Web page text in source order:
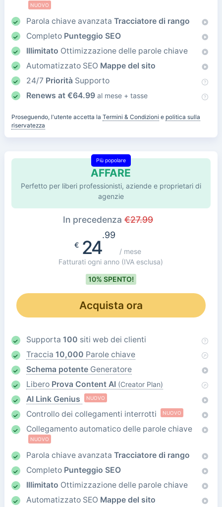
NUOVO
Parola chiave avanzata Tracciatore di rango
Completo Punteggio SEO
Illimitato Ottimizzazione delle parole chiave
Automatizzato SEO Mappe del sito
24/7 Priorità Supporto
Renews at €64.99 al mese + tasse
Proseguendo, l'utente accetta la Termini & Condizioni e politica sulla
riservatezza
AFFARE
Più popolare
Perfetto per liberi professionisti, aziende e proprietari di
agenzie
In precedenza €27.99
€24
.99
/ mese
Fatturati ogni anno (IVA esclusa)
10% SPENTO!
Acquista ora
Supporta 100 siti web dei clienti
Traccia 10,000 Parole chiave
Schema potenteGeneratore
Libero Prova Content AI (Creator Plan)
AI Link Genius NUOVO
Controllo dei collegamenti interrotti NUOVO
Collegamento automatico delle parole chiave
NUOVO
Parola chiave avanzata Tracciatore di rango
Completo Punteggio SEO
Illimitato Ottimizzazione delle parole chiave
Automatizzato SEO Mappe del sito